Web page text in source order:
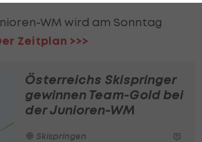
WM wird am Sonntag
Zeitplan >>>
Österreichs Skispringer
gewinnen Team-Gold bei
der Junioren-WM
Skispringen